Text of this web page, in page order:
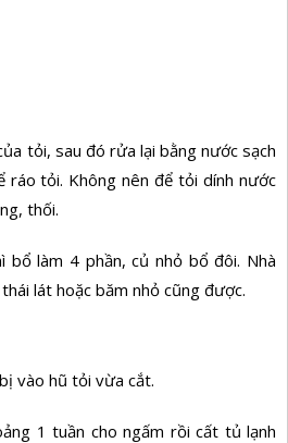
tỏi, sau đó rửa lại bằng nước sạch
ráo tỏi. Không nên để tỏi dính nước
thối.
làm 4 phần, củ nhỏ bổ đôi. Nhà
lát hoặc băm nhỏ cũng được.
vào hũ tỏi vừa cắt.
1 tuần cho ngấm rồi cất tủ lạnh